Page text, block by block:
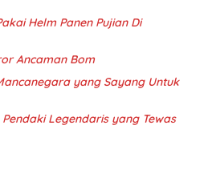
Helm Panen Pujian Di
Ancaman Bom
yang Sayang Untuk
Legendaris yang Tewas